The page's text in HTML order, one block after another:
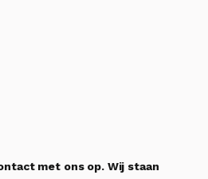
met ons op. Wij staan